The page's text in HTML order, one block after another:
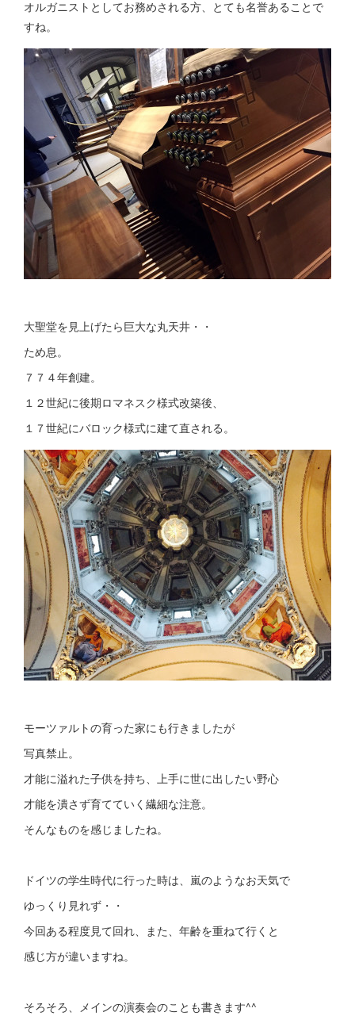
オルガニストとしてお務めされる方、とても名誉あることで
すね。
大聖堂を見上げたら巨大な丸天井・・
ため息。
７７４年創建。
１２世紀に後期ロマネスク様式改築後、
１７世紀にバロック様式に建て直される。
モーツァルトの育った家にも行きましたが
写真禁止。
才能に溢れた子供を持ち、上手に世に出したい野心
才能を潰さず育てていく繊細な注意。
そんなものを感じましたね。
ドイツの学生時代に行った時は、嵐のようなお天気で
ゆっくり見れず・・
今回ある程度見て回れ、また、年齢を重ねて行くと
感じ方が違いますね。
そろそろ、メインの演奏会のことも書きます^^